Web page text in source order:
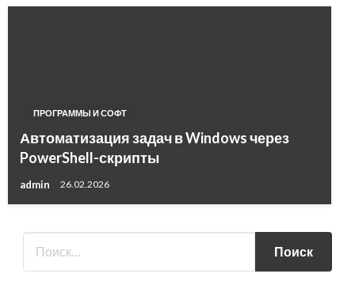
ПРОГРАММЫ И СОФТ
Автоматизация задач в Windows через
PowerShell-скрипты
admin 26.02.2026